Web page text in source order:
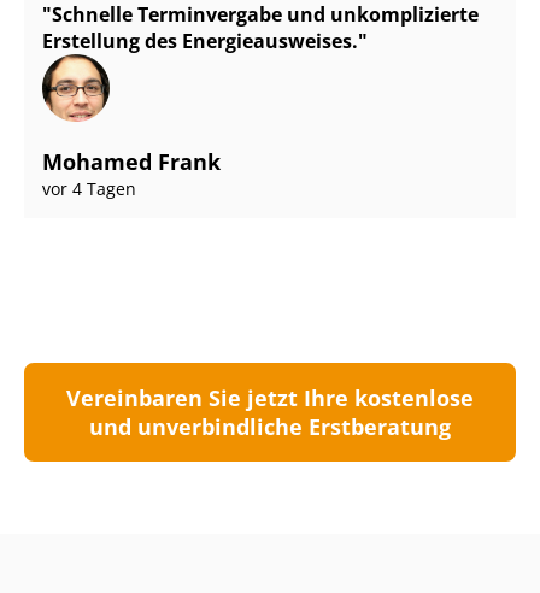
Schnelle Terminvergabe und unkomplizierte
Erstellung des En­er­gie­aus­wei­ses.
Mohamed Frank
vor 4 Tagen
Vereinbaren Sie jetzt Ihre kostenlose
und unverbindliche Erstberatung